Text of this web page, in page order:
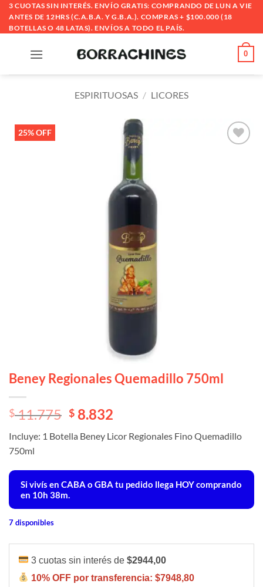
Saltar
contenido
3 CUOTAS SIN INTERÉS. ENVÍO GRATIS: COMPRANDO DE LUN A VIE
ANTES DE 12HRS (C.A.B.A. Y G.B.A.). COMPRAS + $100.000 (18
BOTELLAS O 48 LATAS). ENVÍOS A TODO EL PAÍS.
0
ESPIRITUOSAS / LICORES
25% OFF
Beney Regionales Quemadillo 750ml
El
original
era:
$ 11.775.
$11.775 El
actual
$ 11.775.
$ 8.832
Incluye: 1 Botella Beney Licor Regionales Fino Quemadillo
750ml
Si vivís en CABA o GBA tu pedido llega HOYcomprando
en 10h 38m.
7 disponibles
3 cuotas sin interés de$2944,00
10% OFF por transferencia:$7948,80